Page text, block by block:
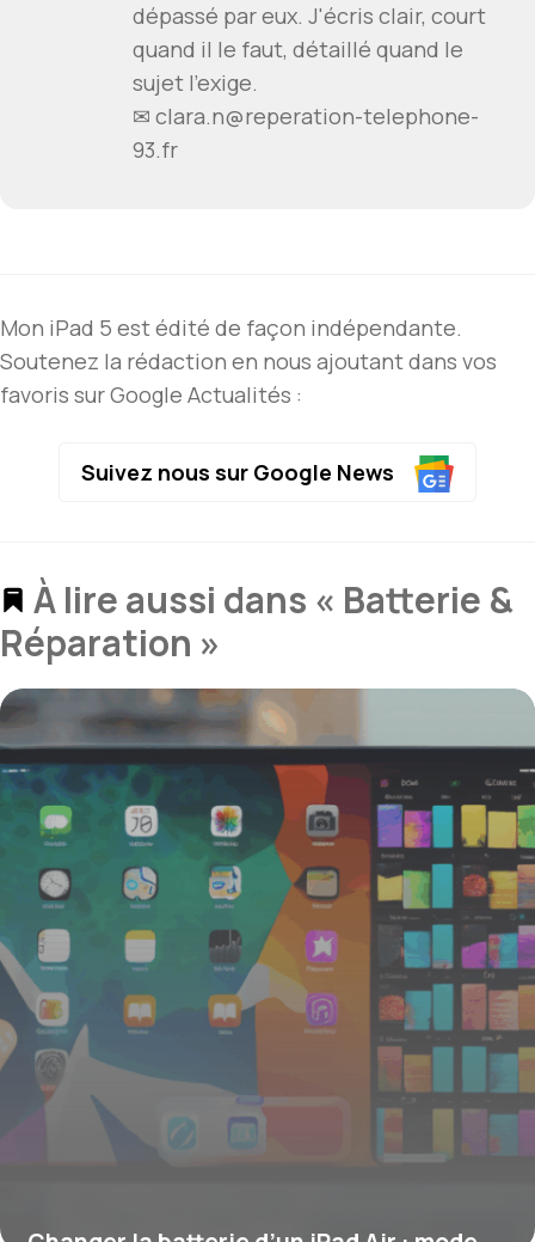
dépassé par eux. J'écris clair, court
quand il le faut, détaillé quand le
sujet l'exige.
✉ clara.n@reperation-telephone-
93.fr
Mon iPad 5 est édité de façon indépendante.
Soutenez la rédaction en nous ajoutant dans vos
favoris sur Google Actualités :
Suivez nous sur Google News
À lire aussi dans « Batterie &
Réparation »